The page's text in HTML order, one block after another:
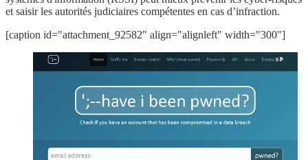
et saisir les autorités judiciaires compétentes en cas d’infraction.
[caption id="attachment_92582" align="alignleft" width="300"]